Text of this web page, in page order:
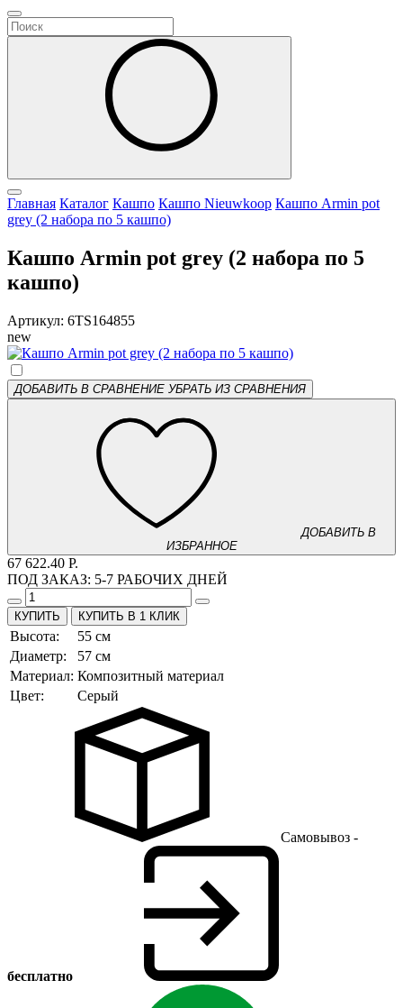
Главная Каталог Кашпо Кашпо Nieuwkoop Кашпо Armin pot
grey (2 набора по 5 кашпо)
Кашпо Armin pot grey (2 набора по 5
кашпо)
Артикул: 6TS164855
new
ДОБАВИТЬ В СРАВНЕНИЕ УБРАТЬ ИЗ СРАВНЕНИЯ
ДОБАВИТЬ В
ИЗБРАННОЕ
67 622.40 Р.
ПОД ЗАКАЗ: 5-7 РАБОЧИХ ДНЕЙ
КУПИТЬ В 1 КЛИК
Высота:
55 см
Диаметр:
57 см
Материал: Композитный материал
Цвет:
Серый
Самовывоз -
бесплатно